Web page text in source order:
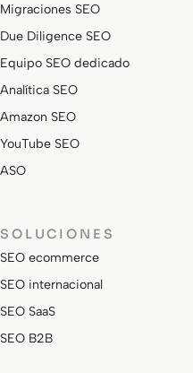
Migraciones SEO
Due Diligence SEO
Equipo SEO dedicado
Analítica SEO
Amazon SEO
YouTube SEO
ASO
SOLUCIONES
SEO ecommerce
SEO internacional
SEO SaaS
SEO B2B